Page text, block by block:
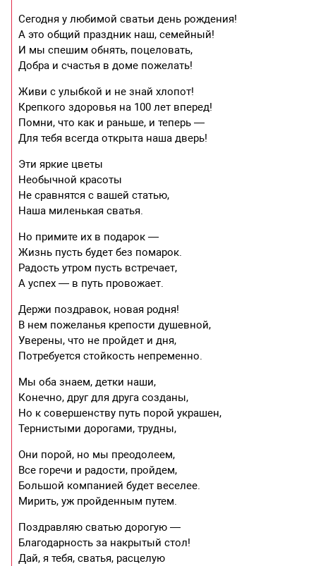
Сегодня у любимой сватьи день рождения!
А это общий праздник наш, семейный!
И мы спешим обнять, поцеловать,
Добра и счастья в доме пожелать!
Живи с улыбкой и не знай хлопот!
Крепкого здоровья на 100 лет вперед!
Помни, что как и раньше, и теперь —
Для тебя всегда открыта наша дверь!
Эти яркие цветы
Необычной красоты
Не сравнятся с вашей статью,
Наша миленькая сватья.
Но примите их в подарок —
Жизнь пусть будет без помарок.
Радость утром пусть встречает,
А успех — в путь провожает.
Держи поздравок, новая родня!
В нем пожеланья крепости душевной,
Уверены, что не пройдет и дня,
Потребуется стойкость непременно.
Мы оба знаем, детки наши,
Конечно, друг для друга созданы,
Но к совершенству путь порой украшен,
Тернистыми дорогами, трудны,
Они порой, но мы преодолеем,
Все горечи и радости, пройдем,
Большой компанией будет веселее.
Мирить, уж пройденным путем.
Поздравляю сватью дорогую —
Благодарность за накрытый стол!
Дай, я тебя, сватья, расцелую